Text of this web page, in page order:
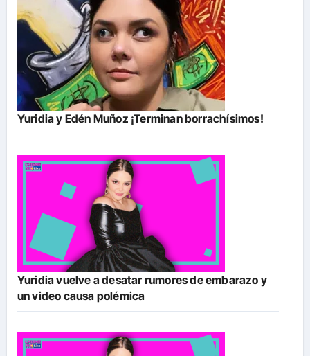
Yuridia y Edén Muñoz ¡Terminan borrachísimos!
Yuridia vuelve a desatar rumores de embarazo y
un video causa polémica